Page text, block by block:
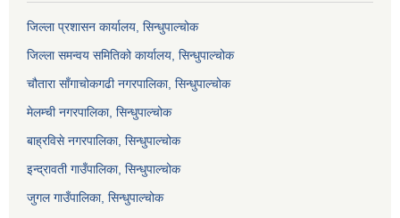
जिल्ला प्रशासन कार्यालय, सिन्धुपाल्चोक
जिल्ला समन्वय समितिको कार्यालय, सिन्धुपाल्चोक
चौतारा साँगाचोकगढी नगरपालिका, सिन्धुपाल्चोक
मेलम्ची नगरपालिका, सिन्धुपाल्चोक
बाह्रविसे नगरपालिका, सिन्धुपाल्चोक
इन्द्रावती गाउँपालिका, सिन्धुपाल्चोक
जुगल गाउँपालिका, सिन्धुपाल्चोक